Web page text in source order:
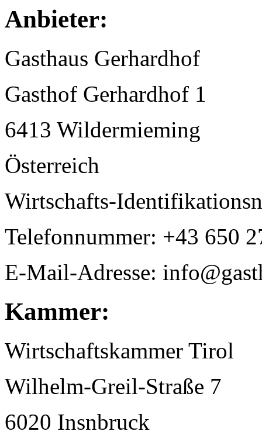
Anbieter:
Gasthaus Gerhardhof
Gasthof Gerhardhof 1
6413 Wildermieming
Österreich
Wirtschafts-
Telefonnummer: +43 650
E-Mail-Adresse:
Kammer:
Wirtschaftskammer Tirol
Wilhelm-Greil-Straße 7
6020 Insnbruck